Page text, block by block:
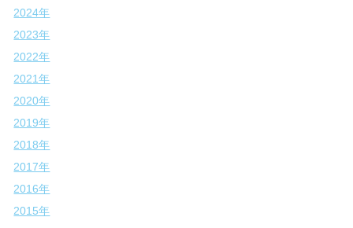
2024年
2023年
2022年
2021年
2020年
2019年
2018年
2017年
2016年
2015年